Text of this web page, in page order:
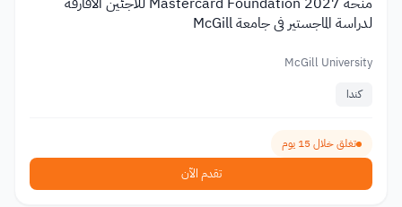
لدراسة الماجستير في جامعة McGill
McGill University
كندا
تغلق خلال 15 يوم
تقدم الآن